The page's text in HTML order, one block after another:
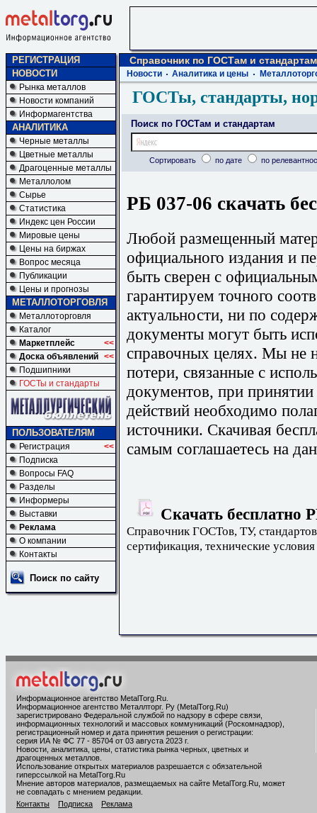
РЕГИСТРАЦИЯ
НОВОСТИ
Рынка металлов
Новости компаний
Информагентства
АНАЛИТИКА
Черные металлы
Цветные металлы
Драгоценные металлы
Металлолом
Сырье
Статистика
Индекс цен России
Мировые цены
Цены на биржах
Вопрос месяца
Публикации
Цены и прогнозы
МЕТАЛЛОТОРГОВЛЯ
Металлоторговля
Каталог
Маркетплейс
<<
Доска объявлений <<
Подшипники
ГОСТы и стандарты
ПОЛЬЗОВАТЕЛЯМ
Регистрация
<<
Подписка
Вопросы FAQ
Разделы
Информеры
Выставки
Реклама
О компании
Контакты
Поиск по сайту
Справочник по ГОСТам и стандартам
Новости Аналитика и цены
ГОСТы, стандарты,
Поиск по ГОСТам и стандартам
Сортировать по дате по
РБ 037-06 скачать
Любой размещенный
официального издания и
быть сверен с
гарантируем точного
актуальности, ни по
документы могут быть
справочных целях. Мы не
потери, связанные с
документов, при
действий необходимо
источники. Скачивая
самым соглашаетесь на
Скачать бесплатно
Справочник ГОСТов, ТУ,
сертификация, технические условия
Информационное агентство MetalTorg.Ru
Информационное агентство Металлторг. Ру (MetalTorg.Ru)
зарегистрировано Федеральной службой по надзору в сфере связи,
информационных технологий и массовых коммуникаций (Роскомнадзор),
регистрационный номер и дата принятия решения о регистрации:
серия ИА № ФС 77 - 85704 от 03 августа 2023 г.
Новости, аналитика, цены, статистика рынка черных, цветных и
драгоценных металлов.
Использование открытых материалов разрешается с обязательной
гиперссылкой на MetalTorg.Ru
Мнение авторов материалов, размещаемых на сайте MetalTorg.Ru, может
не совпадать с мнением редакции.
Контакты
Подписка Реклама